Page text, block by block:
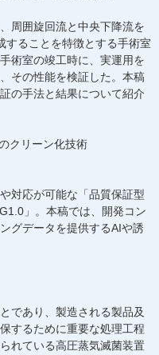
周囲旋回流と中央下降流を
することを特徴とする手術室
術室の竣工時に、実運用を
その性能を検証した。本稿
の手法と結果について紹介
クリーン化技術
対応が可能な「品質保証型
」。本稿では、開発コン
グデータを提供するAIや誘
であり、製造される製品及
するために重要な処理工程
れている高圧蒸気滅菌装置